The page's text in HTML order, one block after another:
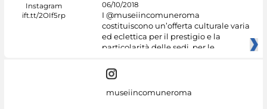
06/10/2018
I @museiincomuneroma
costituiscono un’offerta culturale varia
ed eclettica per il prestigio e la
particolarità delle sedi, per le
museiincomuneroma